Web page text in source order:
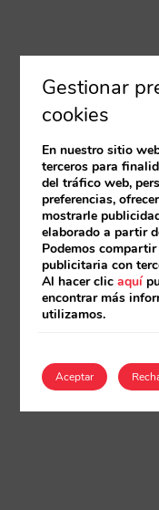
Gestionar
cookies
En nuestro sitio
terceros para
del tráfico web,
preferencias,
mostrarle
elaborado a partir
Podemos
publicitaria con
Al hacer clicaquí
encontrar más
utilizamos.
Aceptar